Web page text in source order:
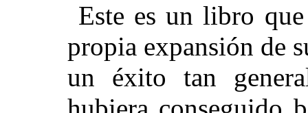
Este es un libro
propia expansión de
un éxito tan